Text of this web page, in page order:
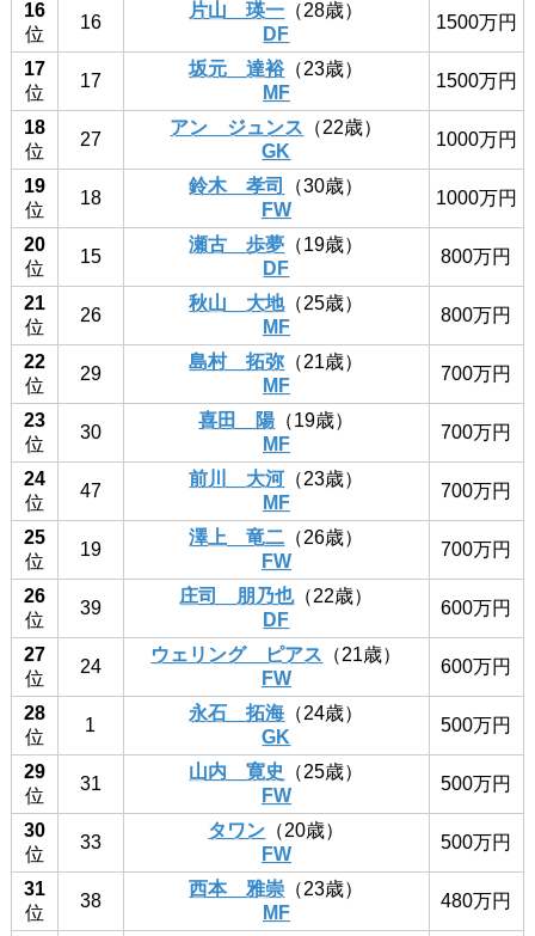
16
位
16
片山 瑛一 （28歳）
DF
1500万円
17
位
17
坂元 達裕（23歳）
MF
1500万円
18
位
27
アン ジュンス （22歳）
GK
1000万円
19
位
18
鈴木 孝司
（30歳）
FW
1000万円
20
位
15
瀬古 歩夢 （19歳）
DF
800万円
21
位
26
秋山 大地（25歳）
MF
800万円
22
位
29
島村 拓弥 （21歳）
MF
700万円
23
位
30
喜田 陽 （19歳）
MF
700万円
24
位
47
前川 大河（23歳）
MF
700万円
25
位
19
澤上 竜二 （26歳）
FW
700万円
26
位
39
庄司 朋乃也（22歳）
DF
600万円
27
位
24
ウェリング ピアス （21歳）
FW
600万円
28
位
1
永石 拓海 （24歳）
GK
500万円
29
位
31
山内 寛史
（25歳）
FW
500万円
30
位
33
タワン （20歳）
FW
500万円
31
位
38
西本 雅崇 （23歳）
MF
480万円